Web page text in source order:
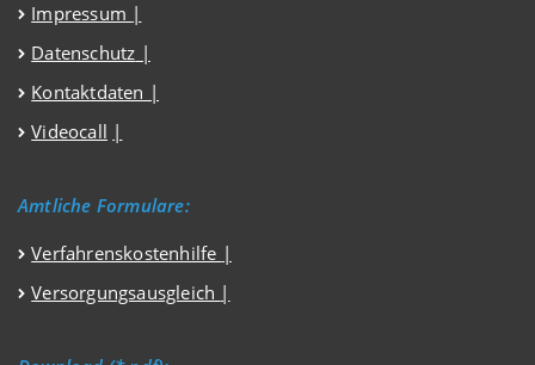
Impressum |
Datenschutz |
Kontaktdaten |
Videocall |
Amtliche Formulare:
Verfahrenskostenhilfe |
Versorgungsausgleich |